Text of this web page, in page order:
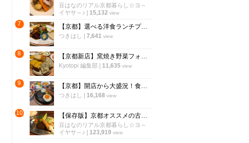
豆はなのリアル京都暮らし☆ヨ～
イヤサ～♪
15,132 view
7 【京都】選べる洋食ランチプレートが人気！ご近所で愛される洋食バル「スロウフロウ」
つきはし 7,641 view
8 【京都新店】窯焼き野菜フォカッチャが600円で食べ放題！五十棲系の新店が烏丸に
Kyotopi 編集部 11,635 view
9 【京都】開店から大盛況！食べすぎ注意の充実サラダバー ４年ぶり出店「ステーキのあさくま」
つきはし 16,168 view
10 【保存版】京都オススメの古き良き町洋食☆地元に愛される庶民派の美味しさ【厳選10店】
豆はなのリアル京都暮らし☆ヨ～
イヤサ～♪
123,919 view